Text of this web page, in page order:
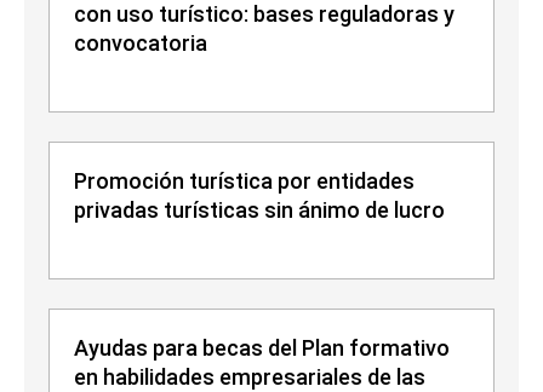
con uso turístico: bases reguladoras y
convocatoria
Promoción turística por entidades
privadas turísticas sin ánimo de lucro
Ayudas para becas del Plan formativo
en habilidades empresariales de las